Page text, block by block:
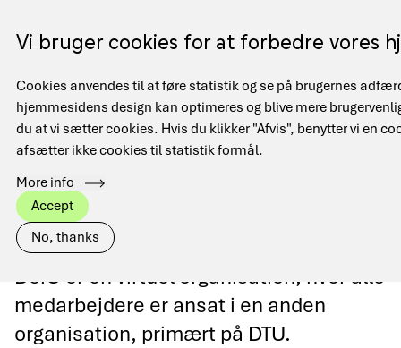
Vi bruger cookies for at forbedre vores
Cookies anvendes til at føre statistik og se på brugernes
hjemmesidens design kan optimeres og blive mere
du at vi sætter cookies. Hvis du klikker "Afvis", benytter vi en
afsætter ikke cookies til statistik formål.
More info
Accept
No, thanks
hovedindhold
EN
Main
navigation
Brødkrumme
Hjem Kontakt
Kontakt
DeiC er en virtuel organisation, hvor alle
medarbejdere er ansat i en anden
organisation, primært på DTU.